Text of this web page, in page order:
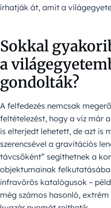
írhatják át, amit a
Sokkal
a
gondolták?
A felfedezés nemcsak
feltételezést, hogy a víz már
is elterjedt lehetett, de azt is
szerencsével a gravitációs
távcsőként” segíthetnek a
objektumainak
infravörös katalógusok –
még számos hasonló,